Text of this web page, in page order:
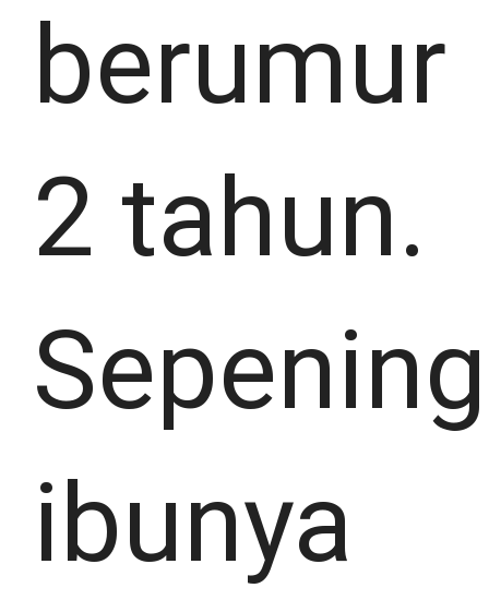
berumur
2 tahun.
ibunya